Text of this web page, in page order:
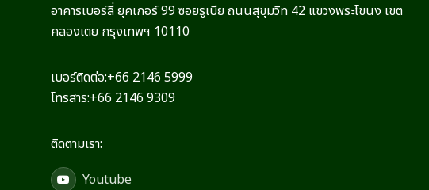
อาคารเบอร์ลี่ ยุคเกอร์ 99 ซอยรูเบีย ถนนสุขุมวิท 42 แขวงพระโขนง เขต
คลองเตย กรุงเทพฯ 10110
เบอร์ติดต่อ:+66 2146 5999
โทรสาร:+66 2146 9309
ติดตามเรา:
Youtube